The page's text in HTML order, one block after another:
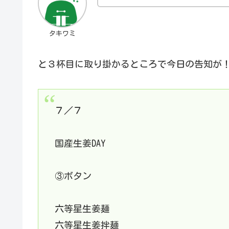
タキワミ
と３杯目に取り掛かるところで今日の告知が
７／７
国産生姜DAY
③ボタン
六等星生姜麺
六等星生姜拌麺